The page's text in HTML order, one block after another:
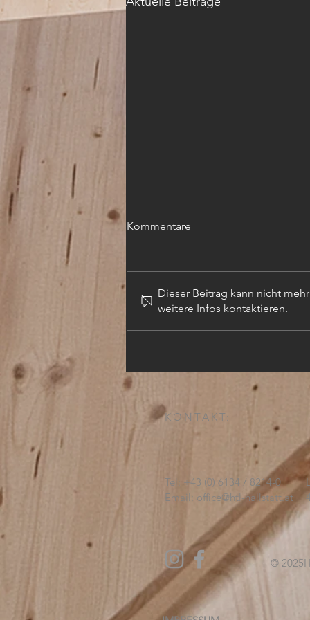
Kommentare
Dieser Beitrag kann nicht
weitere Infos kontaktieren.
KONTAKT:
Tel: +43 (0) 6134 / 8214-0
Email: office@htl-hallstatt.at
© 2025